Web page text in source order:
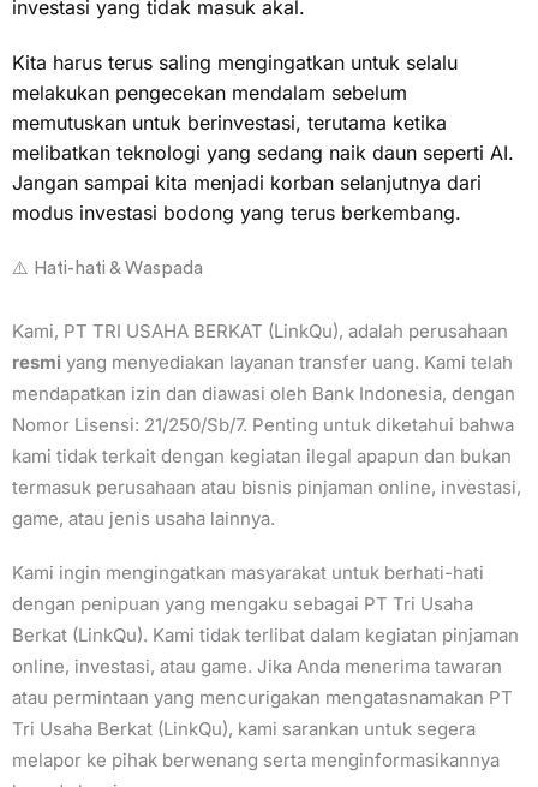
investasi yang tidak masuk akal.
Kita harus terus saling mengingatkan untuk selalu
melakukan pengecekan mendalam sebelum
memutuskan untuk berinvestasi, terutama ketika
melibatkan teknologi yang sedang naik daun seperti AI.
Jangan sampai kita menjadi korban selanjutnya dari
modus investasi bodong yang terus berkembang.
⚠️ Hati-hati & Waspada
Kami, PT TRI USAHA BERKAT (LinkQu), adalah perusahaan
resmi yang menyediakan layanan transfer uang. Kami telah
mendapatkan izin dan diawasi oleh Bank Indonesia, dengan
Nomor Lisensi: 21/250/Sb/7. Penting untuk diketahui bahwa
kami tidak terkait dengan kegiatan ilegal apapun dan bukan
termasuk perusahaan atau bisnis pinjaman online, investasi,
game, atau jenis usaha lainnya.
Kami ingin mengingatkan masyarakat untuk berhati-hati
dengan penipuan yang mengaku sebagai PT Tri Usaha
Berkat (LinkQu). Kami tidak terlibat dalam kegiatan pinjaman
online, investasi, atau game. Jika Anda menerima tawaran
atau permintaan yang mencurigakan mengatasnamakan PT
Tri Usaha Berkat (LinkQu), kami sarankan untuk segera
melapor ke pihak berwenang serta menginformasikannya